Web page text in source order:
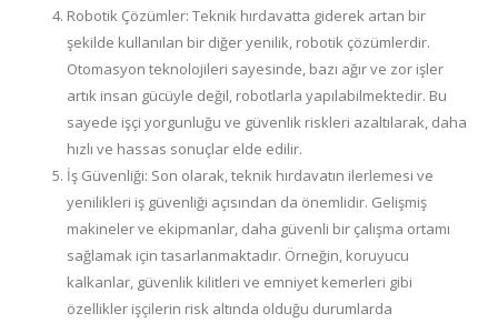
Robotik Çözümler: Teknik hırdavatta giderek artan bir
şekilde kullanılan bir diğer yenilik, robotik çözümlerdir.
Otomasyon teknolojileri sayesinde, bazı ağır ve zor işler
artık insan gücüyle değil, robotlarla yapılabilmektedir. Bu
sayede işçi yorgunluğu ve güvenlik riskleri azaltılarak, daha
hızlı ve hassas sonuçlar elde edilir.
İş Güvenliği: Son olarak, teknik hırdavatın ilerlemesi ve
yenilikleri iş güvenliği açısından da önemlidir. Gelişmiş
makineler ve ekipmanlar, daha güvenli bir çalışma ortamı
sağlamak için tasarlanmaktadır. Örneğin, koruyucu
kalkanlar, güvenlik kilitleri ve emniyet kemerleri gibi
özellikler işçilerin risk altında olduğu durumlarda